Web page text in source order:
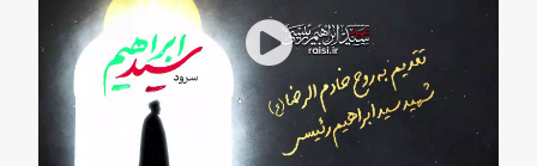
Play